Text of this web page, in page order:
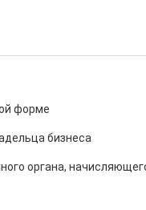
форме
бизнеса
органа,